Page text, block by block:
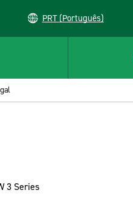
PRT (Português)